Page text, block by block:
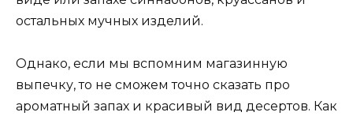
остальных мучных изделий.
Однако, если мы вспомним магазинную
выпечку, то не сможем точно сказать про
ароматный запах и красивый вид десертов. Как